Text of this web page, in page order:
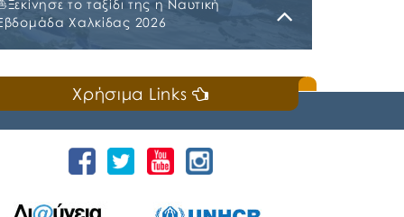
το ταξίδι της η Ναυτική
Χαλκίδας 2026
📣Για 3η συνεχή χρονιά «άνοιξε πανιά» η
Εβδομάδα Χαλκίδας χθες, Σάββατο
Ιουλίου 2026, που διοργανώνουν ο Δήμος
Χαλκιδέων και η Ιερά Μητρόπολη Χαλκίδος,
Ιστιαίας και Βορείων Σποράδων, με την
Ελλάδας και του Ο.Π.Α.ΣΤ.Ε, του Οργανισμού
Χρήσιμα Links